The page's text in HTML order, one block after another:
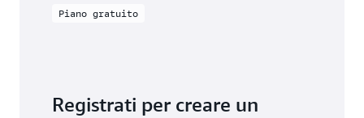
Piano gratuito
Registrati per creare un